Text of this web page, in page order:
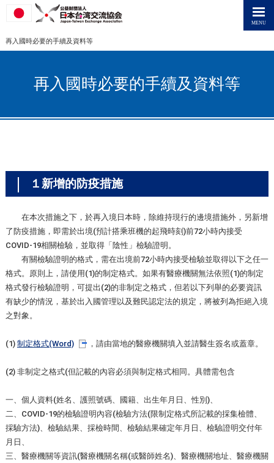
再入國時必要的手續及資料等
再入國時必要的手續及資料等
１新增的防疫措施
在本次措施之下，於再入境日本時，除維持現行的邊境措施外，另新增
了防疫措施，即需於出境(預計搭乘班機的起飛時刻)前72小時內接受
COVID-19相關檢驗，並取得「陰性」檢驗證明。
有關檢驗證明的格式，需在出境前72小時內接受檢驗並取得以下之任一
格式。原則上，請使用(1)的制定格式。如果有醫療機關無法依照(1)的制定
格式發行檢驗證明，可提出(2)的非制定之格式，但若以下列舉的必要資訊
有缺少的情況，基於出入國管理以及難民認定法的規定，將被列為拒絕入境
之對象。
(1) 制定格式(Word) ，請由當地的醫療機關填入並請醫生簽名或蓋章。
(2) 非制定之格式(但記載的內容必須與制定格式相同。具體需包含
一、個人資料(姓名、護照號碼、國籍、出生年月日、性別)、
二、COVID-19的檢驗證明內容(檢驗方法(限制定格式所記載的採集檢體、
採驗方法)、檢驗結果、採檢時間、檢驗結果確定年月日、檢驗證明交付年
月日、
三、醫療機關等資訊(醫療機關名稱(或醫師姓名)、醫療機關地址、醫療機關